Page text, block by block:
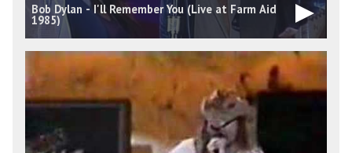
Bob Dylan - I'll Remember You (Live at Farm Aid
1985)